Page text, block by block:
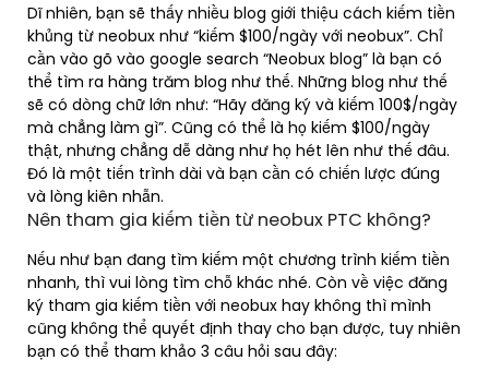
Dĩ nhiên, bạn sẽ thấy nhiều blog giới thiệu cách kiếm tiền
khủng từ neobux như “kiếm $100/ngày với neobux”. Chỉ
cần vào gõ vào google search “Neobux blog” là bạn có
thể tìm ra hàng trăm blog như thế. Những blog như thế
sẽ có dòng chữ lớn như: “Hãy đăng ký và kiếm 100$/ngày
mà chẳng làm gì”. Cũng có thể là họ kiếm $100/ngày
thật, nhưng chẳng dễ dàng như họ hét lên như thế đâu.
Đó là một tiến trình dài và bạn cần có chiến lược đúng
và lòng kiên nhẫn.
Nên tham gia kiếm tiền từ neobux PTC không?
​Nếu như bạn đang tìm kiếm một chương trình kiếm tiền
nhanh, thì vui lòng tìm chỗ khác nhé. Còn về việc đăng
ký tham gia kiếm tiền với neobux hay không thì mình
cũng không thể quyết định thay cho bạn được, tuy nhiên
bạn có thể tham khảo 3 câu hỏi sau đây: